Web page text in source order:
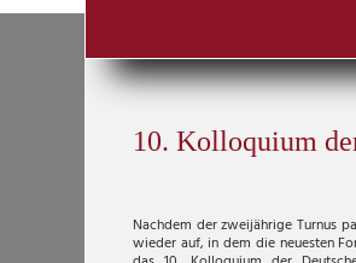
10. Kolloquium
Nachdem der zweijährige Turnus
wieder auf, in dem die neuesten